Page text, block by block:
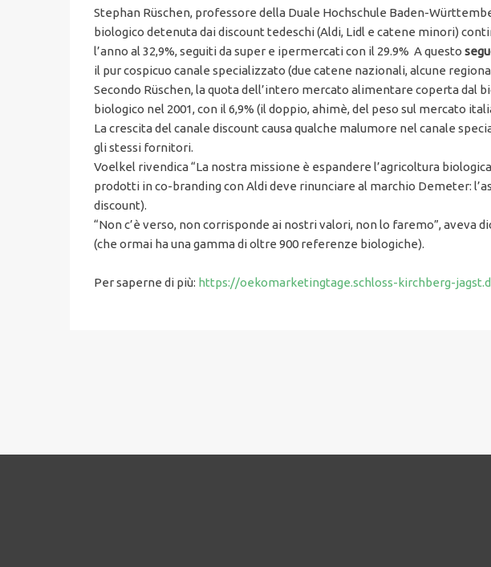
Stephan Rüschen, professore della Duale Hochschule Baden-
biologico detenuta dai discount tedeschi (Aldi, Lidl e catene minori)
l’anno al 32,9%, seguiti da super e ipermercati con il 29.9% A questo
il pur cospicuo canale specializzato (due catene nazionali, alcune
Secondo Rüschen, la quota dell’intero mercato alimentare coperta dal
biologico nel 2001, con il 6,9% (il doppio, ahimè, del peso sul mercato
La crescita del canale discount causa qualche malumore nel canale
gli stessi fornitori.
Voelkel rivendica “La nostra missione è espandere l’agricoltura
prodotti in co-branding con Aldi deve rinunciare al marchio Demeter:
discount).
“Non c’è verso, non corrisponde ai nostri valori, non lo faremo”, aveva
(che ormai ha una gamma di oltre 900 referenze biologiche).
Per saperne di più: https://oekomarketingtage.schloss-kirchberg-